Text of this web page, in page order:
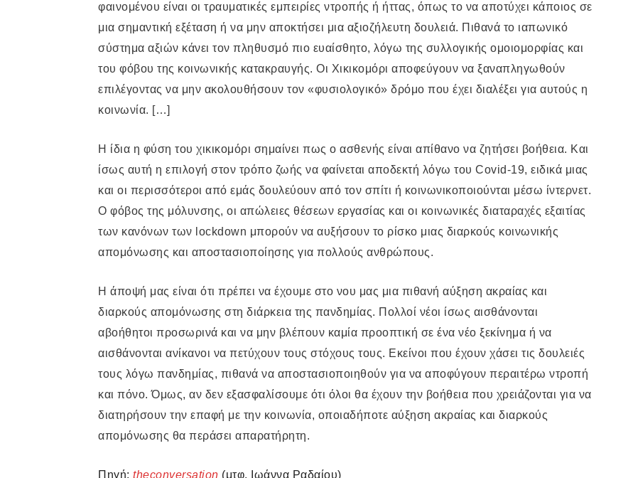
φαινομένου είναι οι τραυματικές εμπειρίες ντροπής ή ήττας, όπως το να αποτύχει κάποιος σε
μια σημαντική εξέταση ή να μην αποκτήσει μια αξιοζήλευτη δουλειά. Πιθανά το ιαπωνικό
σύστημα αξιών κάνει τον πληθυσμό πιο ευαίσθητο, λόγω της συλλογικής ομοιομορφίας και
του φόβου της κοινωνικής κατακραυγής. Οι Χικικομόρι αποφεύγουν να ξαναπληγωθούν
επιλέγοντας να μην ακολουθήσουν τον «φυσιολογικό» δρόμο που έχει διαλέξει για αυτούς η
κοινωνία. […]
Η ίδια η φύση του χικικομόρι σημαίνει πως ο ασθενής είναι απίθανο να ζητήσει βοήθεια. Και
ίσως αυτή η επιλογή στον τρόπο ζωής να φαίνεται αποδεκτή λόγω του Covid-19, ειδικά μιας
και οι περισσότεροι από εμάς δουλεύουν από τον σπίτι ή κοινωνικοποιούνται μέσω ίντερνετ.
Ο φόβος της μόλυνσης, οι απώλειες θέσεων εργασίας και οι κοινωνικές διαταραχές εξαιτίας
των κανόνων των lockdown μπορούν να αυξήσουν το ρίσκο μιας διαρκούς κοινωνικής
απομόνωσης και αποστασιοποίησης για πολλούς ανθρώπους.
Η άποψή μας είναι ότι πρέπει να έχουμε στο νου μας μια πιθανή αύξηση ακραίας και
διαρκούς απομόνωσης στη διάρκεια της πανδημίας. Πολλοί νέοι ίσως αισθάνονται
αβοήθητοι προσωρινά και να μην βλέπουν καμία προοπτική σε ένα νέο ξεκίνημα ή να
αισθάνονται ανίκανοι να πετύχουν τους στόχους τους. Εκείνοι που έχουν χάσει τις δουλειές
τους λόγω πανδημίας, πιθανά να αποστασιοποιηθούν για να αποφύγουν περαιτέρω ντροπή
και πόνο. Όμως, αν δεν εξασφαλίσουμε ότι όλοι θα έχουν την βοήθεια που χρειάζονται για να
διατηρήσουν την επαφή με την κοινωνία, οποιαδήποτε αύξηση ακραίας και διαρκούς
απομόνωσης θα περάσει απαρατήρητη.
Πηγή: theconversation (μτφ. Ιωάννα Ραδαίου)